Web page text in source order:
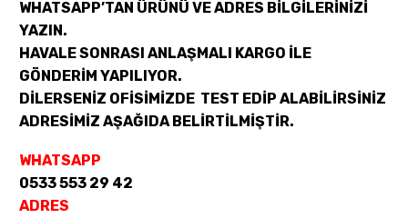
WHATSAPP’TAN ÜRÜNÜ VE ADRES BİLGİLERİNİZİ
YAZIN.
HAVALE SONRASI ANLAŞMALI KARGO İLE
GÖNDERİM YAPILIYOR.
DİLERSENİZ OFİSİMİZDE TEST EDİP ALABİLİRSİNİZ
ADRESİMİZ AŞAĞIDA BELİRTİLMİŞTİR.
WHATSAPP
0533 553 29 42
ADRES